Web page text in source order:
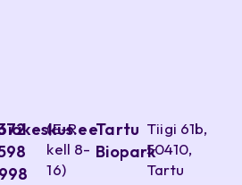
(E-R
kell 8-
16)
Tartu
Biopark
Tiigi 61b,
50410,
Tartu